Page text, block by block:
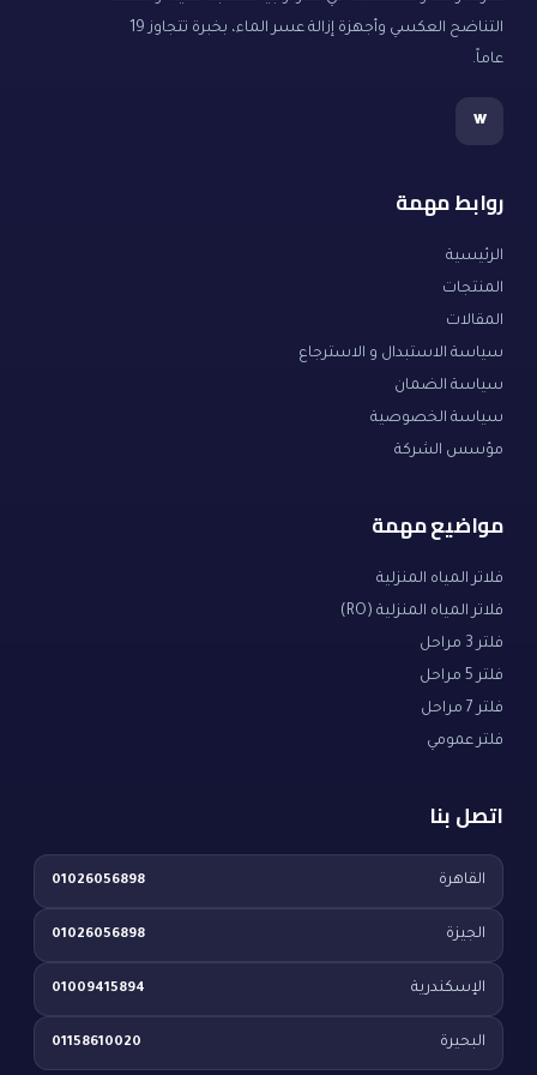
التناضح العكسي وأجهزة إزالة عسر الماء، بخبرة تتجاوز 19
عاماً.
w
روابط مهمة
الرئيسية
المنتجات
المقالات
سياسة الاستبدال و الاسترجاع
سياسة الضمان
سياسة الخصوصية
مؤسس الشركة
مواضيع مهمة
فلاتر المياه المنزلية
فلاتر المياه المنزلية (RO)
فلتر 3 مراحل
فلتر 5 مراحل
فلتر 7 مراحل
فلتر عمومي
اتصل بنا
القاهرة 01026056898
الجيزة 01026056898
الإسكندرية 01009415894
البحيرة 01158610020